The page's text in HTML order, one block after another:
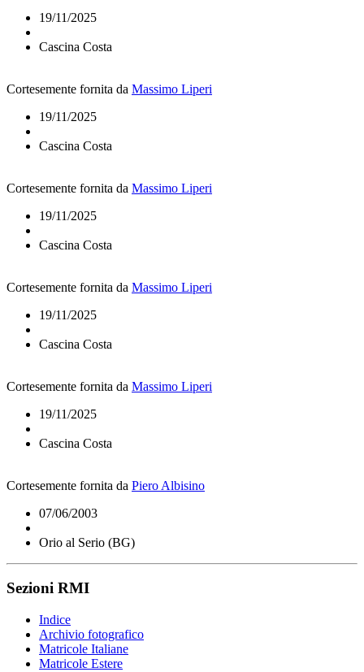
19/11/2025
Cascina Costa
Cortesemente fornita da Massimo Liperi
19/11/2025
Cascina Costa
Cortesemente fornita da Massimo Liperi
19/11/2025
Cascina Costa
Cortesemente fornita da Massimo Liperi
19/11/2025
Cascina Costa
Cortesemente fornita da Massimo Liperi
19/11/2025
Cascina Costa
Cortesemente fornita da Piero Albisino
07/06/2003
Orio al Serio (BG)
Sezioni RMI
Indice
Archivio fotografico
Matricole Italiane
Matricole Estere